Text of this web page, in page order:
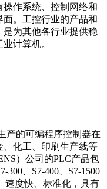
作系统、控制网络和
。工控行业的产品和
为其他各行业提供稳
计算机。
产的可编程序控制器在
化工、印刷生产线等
）公司的PLC产品包
300、S7-400、S7-1500
速度快、标准化，具有